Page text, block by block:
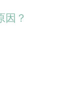
因？